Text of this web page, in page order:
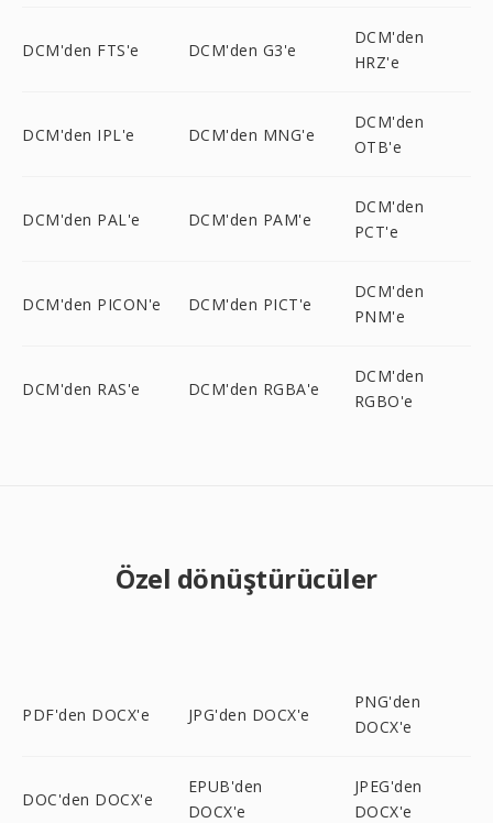
DCM'den FTS'e DCM'den G3'e
DCM'den
HRZ'e
DCM'den IPL'e DCM'den MNG'e
DCM'den
OTB'e
DCM'den PAL'e DCM'den PAM'e
DCM'den
PCT'e
DCM'den PICON'e DCM'den PICT'e
DCM'den
PNM'e
DCM'den RAS'e DCM'den RGBA'e
DCM'den
RGBO'e
Özel dönüştürücüler
PDF'den DOCX'e JPG'den DOCX'e
PNG'den
DOCX'e
DOC'den DOCX'e
EPUB'den
DOCX'e
JPEG'den
DOCX'e